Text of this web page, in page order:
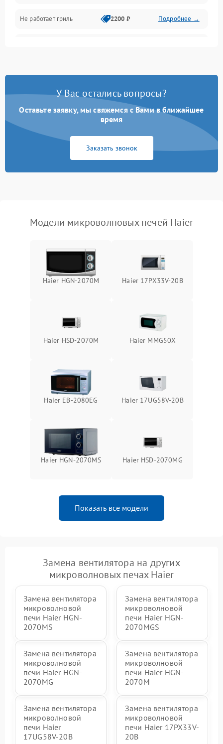
Не работает гриль 2200 ₽ Подробнее →
Появление запаха гари 2400 ₽ Подробнее →
Проблемы с вентилятором 2000 ₽
Поломка системы
охлаждения
Подробнее →
Не работают сенсорные
Сломался трансформатор Подробнее →
У Вас остались вопросы?
Оставьте заявку, мы свяжемся с Вами в ближайшее
время
Заказать звонок
Модели микроволновых печей Haier
Haier HGN-2070M Haier 17PX33V-20B
Haier HSD-2070M Haier MMG50X
Haier EB-2080EG Haier 17UG58V-20B
Haier HGN-2070MS Haier HSD-2070MG
Показать все модели
Замена вентилятора на других
микроволновых печах Haier
Замена вентилятора
микроволновой
печи Haier HGN-
2070MS
Замена вентилятора
микроволновой
печи Haier HGN-
2070MGS
Замена вентилятора
микроволновой
печи Haier HGN-
2070MG
Замена вентилятора
микроволновой
печи Haier HGN-
2070M
Замена вентилятора
микроволновой
печи Haier
17UG58V-20B
Замена вентилятора
микроволновой
печи Haier 17PX33V-
20B